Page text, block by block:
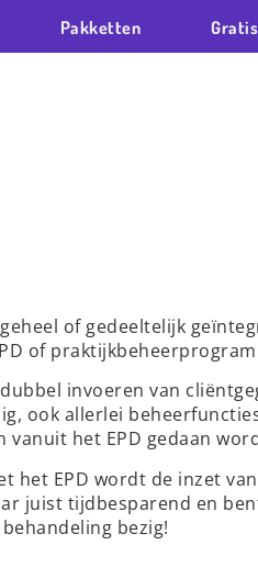
Pakketten
of gedeeltelijk
of
invoeren van
ook allerlei
het EPD gedaan
het EPD wordt de inzet
juist tijdbesparend en
bezig!